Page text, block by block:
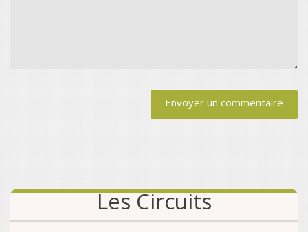
Les Circuits